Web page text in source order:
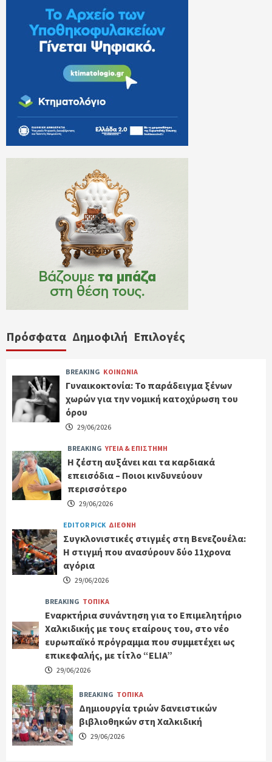
Πρόσφατα Δημοφιλή Επιλογές
BREAKING ΚΟΙΝΩΝΙΑ
Γυναικοκτονία: Το παράδειγμα ξένων
χωρών για την νομική κατοχύρωση του
όρου
29/06/2026
BREAKING ΥΓΕΙΑ & ΕΠΙΣΤΗΜΗ
Η ζέστη αυξάνει και τα καρδιακά
επεισόδια – Ποιοι κινδυνεύουν
περισσότερο
29/06/2026
EDITOR PICK ΔΙΕΘΝΗ
Συγκλονιστικές στιγμές στη Βενεζουέλα:
Η στιγμή που ανασύρουν δύο 11χρονα
αγόρια
29/06/2026
BREAKING ΤΟΠΙΚΑ
Εναρκτήρια συνάντηση για το Επιμελητήριο
Χαλκιδικής με τους εταίρους του, στο νέο
ευρωπαϊκό πρόγραμμα που συμμετέχει ως
επικεφαλής, με τίτλο “ELIA”
29/06/2026
BREAKING ΤΟΠΙΚΑ
Δημιουργία τριών δανειστικών
βιβλιοθηκών στη Χαλκιδική
29/06/2026